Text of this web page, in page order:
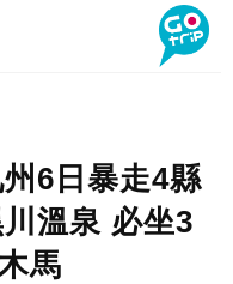
州6日暴走4縣
溫泉 必坐3
馬